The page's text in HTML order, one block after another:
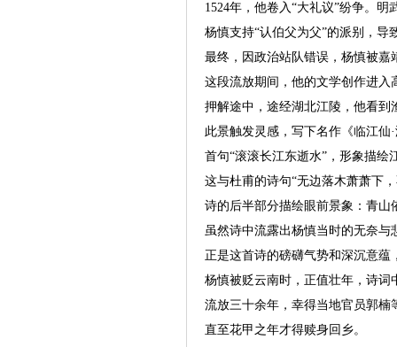
1524年，他卷入“大礼议”纷争。
杨慎支持“认伯父为父”的派别，
最终，因政治站队错误，杨慎被嘉
这段流放期间，他的文学创作进入
押解途中，途经湖北江陵，他看
此景触发灵感，写下名作《临江仙
首句“滚滚长江东逝水”，形象描
这与杜甫的诗句“无边落木萧萧下
诗的后半部分描绘眼前景象：青
虽然诗中流露出杨慎当时的无奈
正是这首诗的磅礴气势和深沉意
杨慎被贬云南时，正值壮年，诗词
流放三十余年，幸得当地官员郭
直至花甲之年才得赎身回乡。